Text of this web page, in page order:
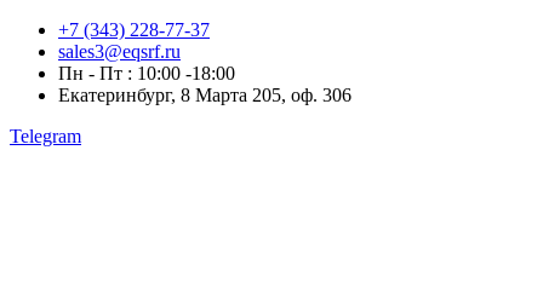
+7 (343) 228-77-37
sales3@eqsrf.ru
Пн - Пт : 10:00 -18:00
Екатеринбург, 8 Марта 205, оф. 306
Telegram